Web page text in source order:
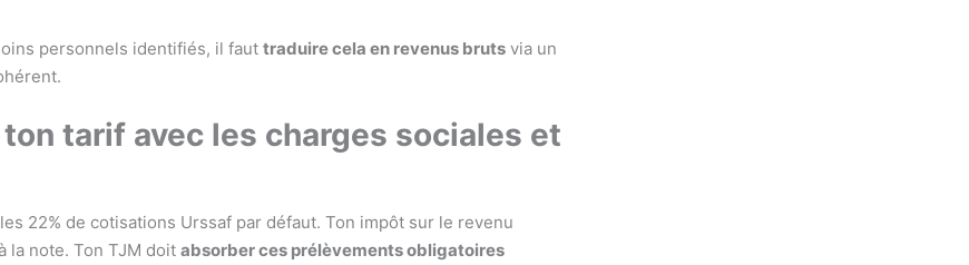
personnels identifiés, il faut traduire cela en revenus bruts via un
tarif avec les charges sociales et
22% de cotisations Urssaf par défaut. Ton impôt sur le revenu
la note. Ton TJM doit absorber ces prélèvements obligatoires